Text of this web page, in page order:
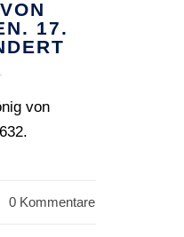
17.
von
0 Kommentare